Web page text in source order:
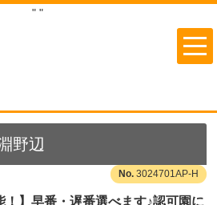
" "
野辺
3024701AP-H
！】早番・遅番選べます♪認可園に